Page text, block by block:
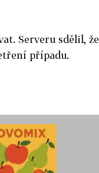
Serveru sdělil, že
případu.